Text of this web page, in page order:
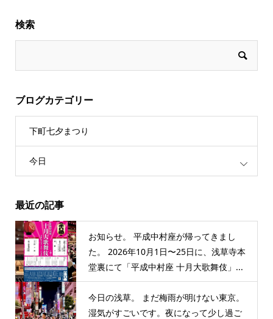
検索
ブログカテゴリー
下町七夕まつり
今日
最近の記事
お知らせ。 平成中村座が帰ってきまし
た。 2026年10月1日〜25日に、浅草寺本
堂裏にて「平成中村座 十月大歌舞伎」...
今日の浅草。 まだ梅雨が明けない東京。
湿気がすごいです。夜になって少し過ご